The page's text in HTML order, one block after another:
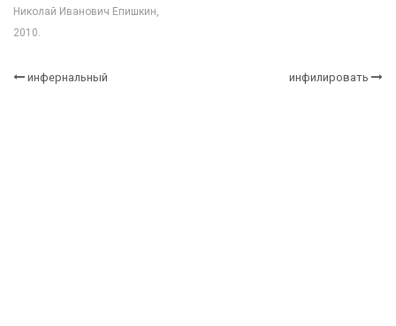
Николай Иванович Епишкин,
2010.
инфернальный инфилировать